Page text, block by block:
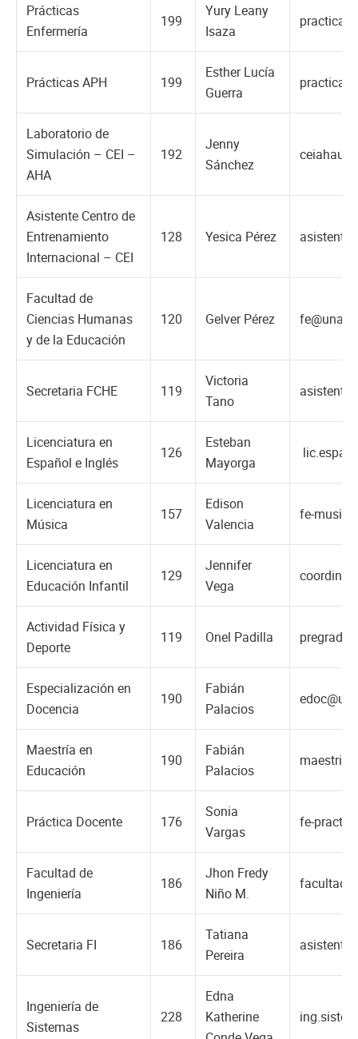
Prácticas
Enfermería
199
Yury Leany
Isaza
Prácticas APH 199
Esther Lucía
Guerra
Laboratorio de
Simulación – CEI –
AHA
192
Jenny
Sánchez
Asistente Centro de
Entrenamiento
Internacional – CEI
128 Yesica Pérez
Facultad de
Ciencias Humanas
y de la Educación
120 Gelver Pérez
Secretaria FCHE 119
Victoria
Tano
Licenciatura en
Español e Inglés
126
Esteban
Mayorga
Licenciatura en
Música
157
Edison
Valencia
fe-
Licenciatura en
Educación Infantil
129
Jennifer
Vega
Actividad Física y
Deporte
119 Onel Padilla
Especialización en
Docencia
190
Fabián
Palacios
Maestría en
Educación
190
Fabián
Palacios
Práctica Docente 176
Sonia
Vargas
fe-
Facultad de
Ingeniería
186
Jhon Fredy
Niño M.
Secretaria FI 186
Tatiana
Pereira
Ingeniería de
Sistemas
228
Edna
Katherine